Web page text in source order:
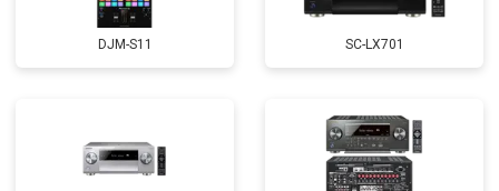
DJM-S11 SC-LX701